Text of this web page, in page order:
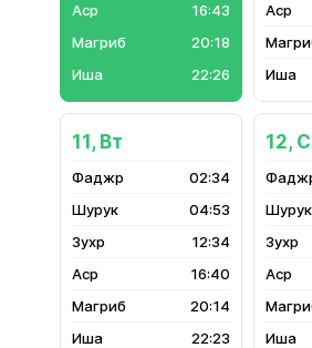
16:43
20:18
22:26
11, Вт
02:34
04:53
12:34
16:40
20:14
22:23
12,